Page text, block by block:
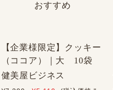
おすすめ
【企業様限定】クッキー
（ココア）｜大 10袋
健美屋ビジネス